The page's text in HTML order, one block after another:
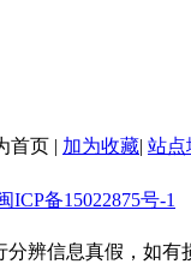
首页 | 加为收藏| 站点
ICP备15022875号-1
辨信息真假，如